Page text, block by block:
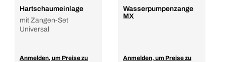
Hartschaumeinlage
mit Zangen-Set
Universal
Anmelden, um Preise zu
Wasserpumpenzange
MX
Anmelden, um Preise zu